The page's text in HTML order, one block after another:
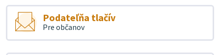
Podateľňa tlačív
Pre občanov